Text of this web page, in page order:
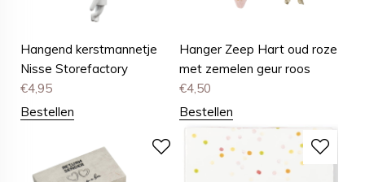
Hangend kerstmannetje
Nisse Storefactory
€4,95
Bestellen
Hanger Zeep Hart oud roze
met zemelen geur roos
€4,50
Bestellen